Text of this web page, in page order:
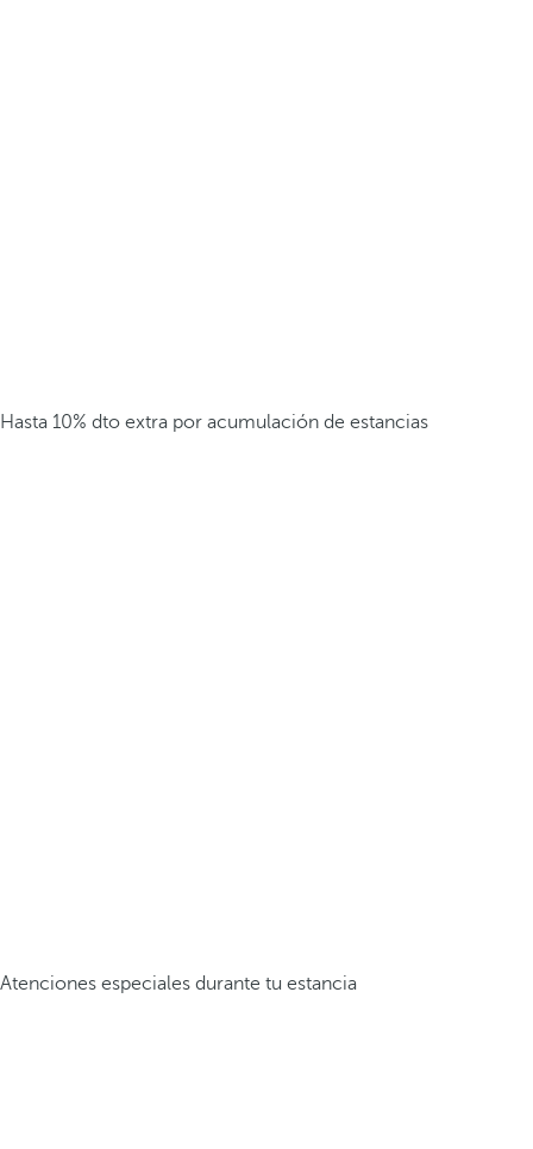
Hasta 10% dto extra por acumulación de estancias
Atenciones especiales durante tu estancia